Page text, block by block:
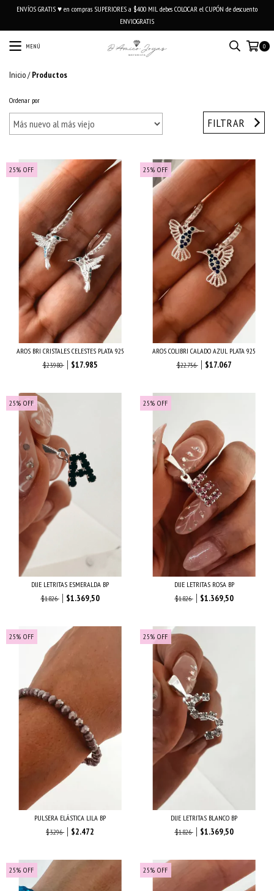
ENVÍOS GRATIS ♥ en compras SUPERIORES a $400 MIL debes COLOCAR el CUPÓN de descuento
ENVIOGRATIS
MENÚ 0
Inicio/ Productos
Ordenar por
FILTRAR
25% OFF
AROS BRI CRISTALES CELESTES PLATA 925
$23.980
$17.985
25% OFF
AROS COLIBRI CALADO AZUL PLATA 925
$22.756
$17.067
25% OFF
DIJE LETRITAS ESMERALDA BP
$1.826
$1.369,50
25% OFF
DIJE LETRITAS ROSA BP
$1.826
$1.369,50
25% OFF
PULSERA ELÁSTICA LILA BP
$3.296
$2.472
25% OFF
DIJE LETRITAS BLANCO BP
$1.826
$1.369,50
25% OFF 25% OFF